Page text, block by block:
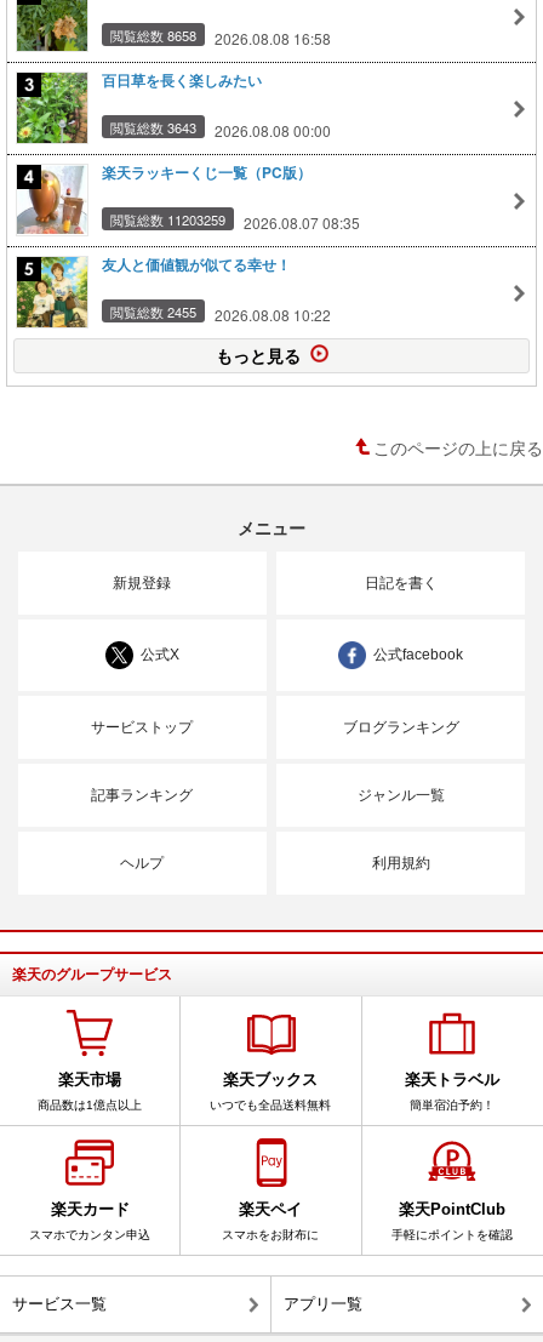
閲覧総数 8658 2026.08.08 16:58
百日草を長く楽しみたい
閲覧総数 3643 2026.08.08 00:00
楽天ラッキーくじ一覧（PC版）
閲覧総数 11203259 2026.08.07 08:35
友人と価値観が似てる幸せ！
閲覧総数 2455 2026.08.08 10:22
もっと見る
このページの上に戻る
メニュー
新規登録 日記を書く
公式X 公式facebook
サービストップ ブログランキング
記事ランキング ジャンル一覧
ヘルプ 利用規約
楽天のグループサービス
楽天市場
商品数は1億点以上
楽天ブックス
いつでも全品送料無料
楽天トラベル
簡単宿泊予約！
楽天カード
スマホでカンタン申込
楽天ペイ
スマホをお財布に
楽天PointClub
手軽にポイントを確認
サービス一覧 アプリ一覧